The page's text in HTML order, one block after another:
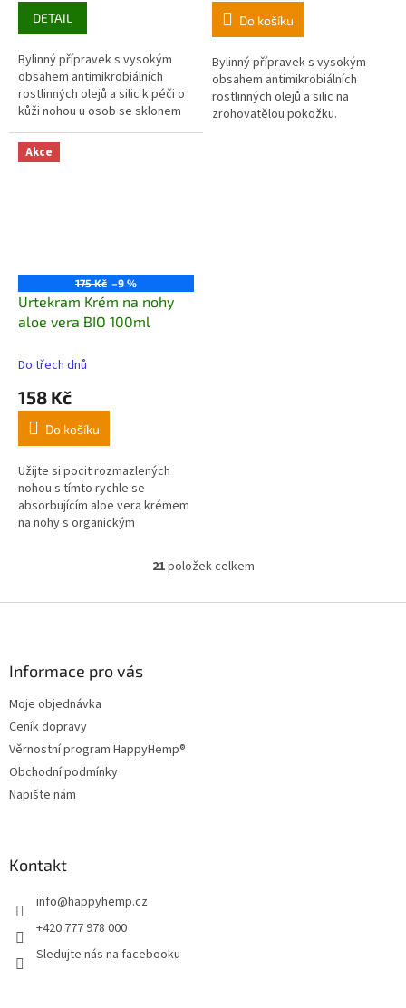
DETAIL
Bylinný přípravek s vysokým
obsahem antimikrobiálních
rostlinných olejů a silic k péči o
kůži nohou u osob se sklonem
ke kožním problémům s účastí
bakterií či plísní. Sérum zásadně
omezuje zápach nohou při
Do košíku
Bylinný přípravek s vysokým
obsahem antimikrobiálních
rostlinných olejů a silic na
zrohovatělou pokožku.
Akce
175 Kč –9 %
Urtekram Krém na nohy
aloe vera BIO 100ml
Do třech dnů
158 Kč
Do košíku
Užijte si pocit rozmazlených
nohou s tímto rychle se
absorbujícím aloe vera krémem
na nohy s organickým
které působí proti nadměrnému O
l
21položek celkem
Informace pro vás
Moje objednávka
Ceník dopravy
Věrnostní program HappyHemp®
Obchodní podmínky
Napište nám
Kontakt
info@happyhemp.cz
+420 777 978 000
Sledujte nás na facebooku